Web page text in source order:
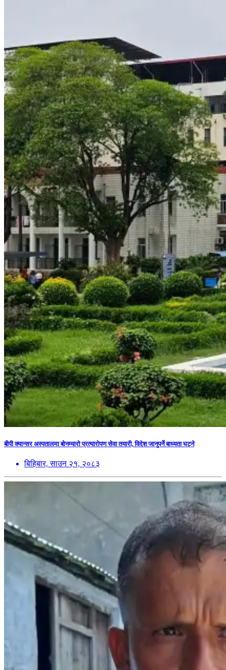
बीपी क्यान्सर अस्पतालमा बोनम्यारो प्रत्यारोपण सेवा तयारी, विदेश जानुपर्ने बाध्यता घट्ने
बिहिबार, साउन २१, २०८३